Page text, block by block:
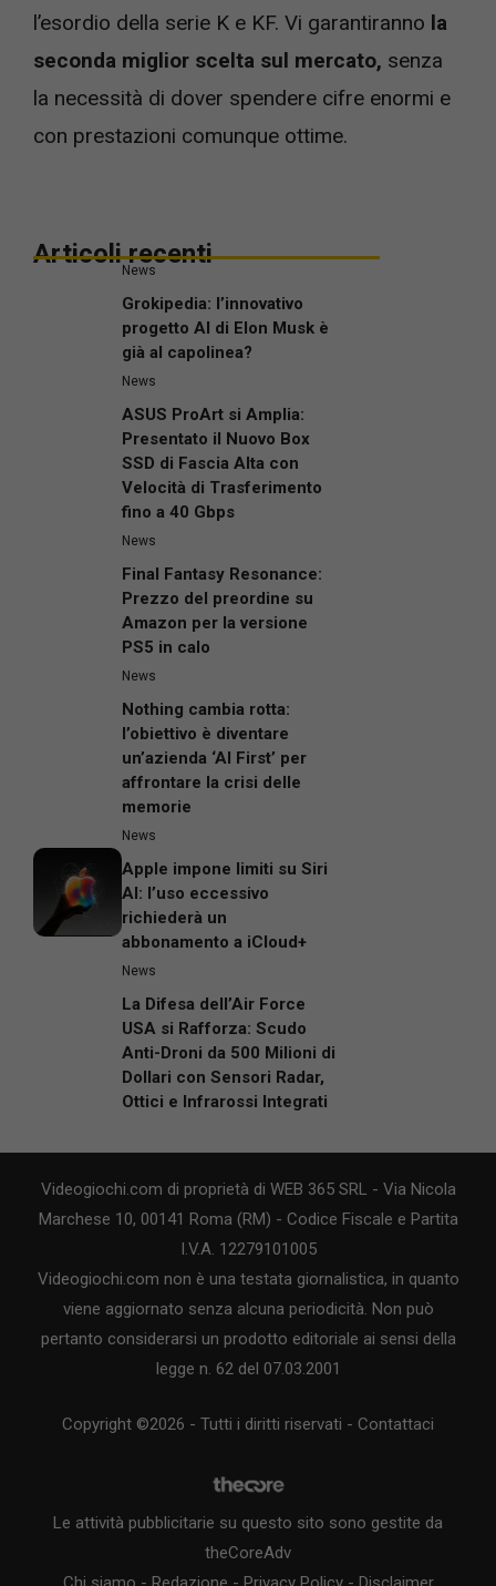
l’esordio della serie K e KF. Vi garantiranno la
seconda miglior scelta sul mercato, senza
la necessità di dover spendere cifre enormi e
con prestazioni comunque ottime.
Articoli recenti
News
Grokipedia: l’innovativo
progetto AI di Elon Musk è
già al capolinea?
News
ASUS ProArt si Amplia:
Presentato il Nuovo Box
SSD di Fascia Alta con
Velocità di Trasferimento
fino a 40 Gbps
News
Final Fantasy Resonance:
Prezzo del preordine su
Amazon per la versione
PS5 in calo
News
Nothing cambia rotta:
l’obiettivo è diventare
un’azienda ‘AI First’ per
affrontare la crisi delle
memorie
News
Apple impone limiti su Siri
AI: l’uso eccessivo
richiederà un
abbonamento a iCloud+
News
La Difesa dell’Air Force
USA si Rafforza: Scudo
Anti-Droni da 500 Milioni di
Dollari con Sensori Radar,
Ottici e Infrarossi Integrati
Videogiochi.com di proprietà di WEB 365 SRL - Via Nicola
Marchese 10, 00141 Roma (RM) - Codice Fiscale e Partita
I.V.A. 12279101005
Videogiochi.com non è una testata giornalistica, in quanto
viene aggiornato senza alcuna periodicità. Non può
pertanto considerarsi un prodotto editoriale ai sensi della
legge n. 62 del 07.03.2001
Copyright ©2026 - Tutti i diritti riservati - Contattaci
Le attività pubblicitarie su questo sito sono gestite da
theCoreAdv